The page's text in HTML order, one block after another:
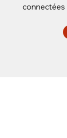
connectées